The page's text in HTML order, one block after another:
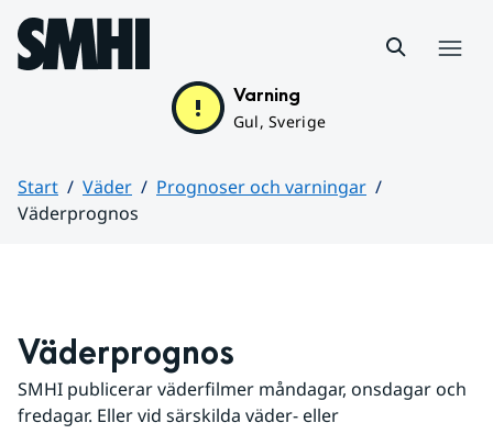
Hoppa till sidans innehåll
Varning
Gul, Sverige
Start Väder
Prognoser och varningar
Väderprognos
Väderprognos
SMHI publicerar väderfilmer måndagar, onsdagar och
fredagar. Eller vid särskilda väder- eller